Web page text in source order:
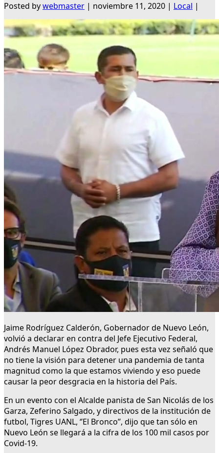
Posted bywebmaster | noviembre 11, 2020 | Local |
Jaime Rodríguez Calderón, Gobernador de Nuevo León,
volvió a declarar en contra del Jefe Ejecutivo Federal,
Andrés Manuel López Obrador, pues esta vez señaló que
no tiene la visión para detener una pandemia de tanta
magnitud como la que estamos viviendo y eso puede
causar la peor desgracia en la historia del País.
En un evento con el Alcalde panista de San Nicolás de los
Garza, Zeferino Salgado, y directivos de la institución de
futbol, Tigres UANL, ‘’El Bronco’’, dijo que tan sólo en
Nuevo León se llegará a la cifra de los 100 mil casos por
Covid-19.